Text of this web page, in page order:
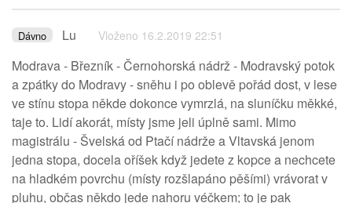
Dávno Lu Vloženo 16.2.2019 22:51
Modrava - Březník - Černohorská nádrž - Modravský potok
a zpátky do Modravy - sněhu i po oblevě pořád dost, v lese
ve stínu stopa někde dokonce vymrzlá, na sluníčku měkké,
taje to. Lidí akorát, místy jsme jeli úplně sami. Mimo
magistrálu - Švelská od Ptačí nádrže a Vltavská jenom
jedna stopa, docela oříšek když jedete z kopce a nechcete
na hladkém povrchu (místy rozšlapáno pěšími) vrávorat v
pluhu, občas někdo jede nahoru véčkem; to je pak